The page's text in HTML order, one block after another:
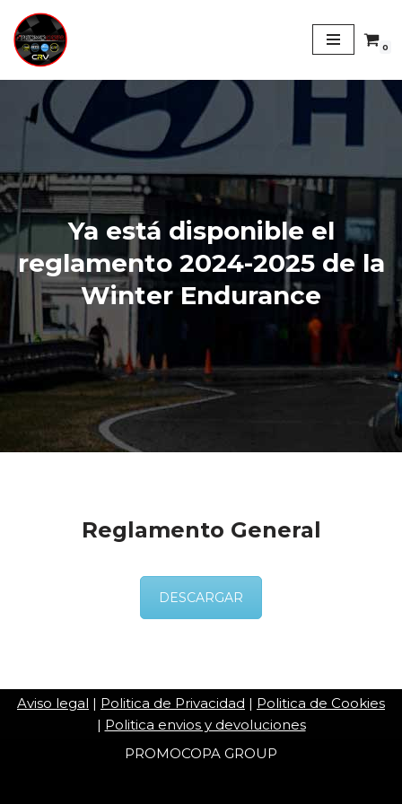
Saltar
contenido
0
Ya está disponible el
reglamento 2024-2025 de la
Winter Endurance
Reglamento General
DESCARGAR
Aviso legal | Politica de Privacidad | Politica de Cookies
| Politica envios y devoluciones
PROMOCOPA GROUP